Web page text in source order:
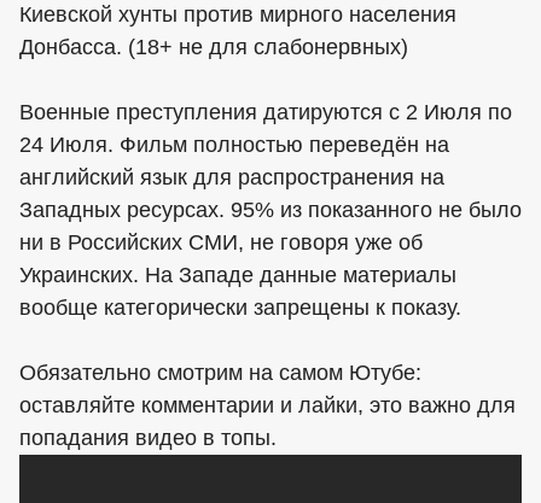
Киевской хунты против мирного населения
Донбасса. (18+ не для слабонервных)
Военные преступления датируются с 2 Июля по
24 Июля. Фильм полностью переведён на
английский язык для распространения на
Западных ресурсах. 95% из показанного не было
ни в Российских СМИ, не говоря уже об
Украинских. На Западе данные материалы
вообще категорически запрещены к показу.
Обязательно смотрим на самом Ютубе:
оставляйте комментарии и лайки, это важно для
попадания видео в топы.